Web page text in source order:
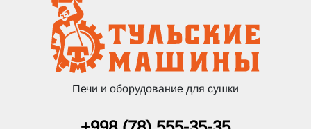
Печи и оборудование для сушки